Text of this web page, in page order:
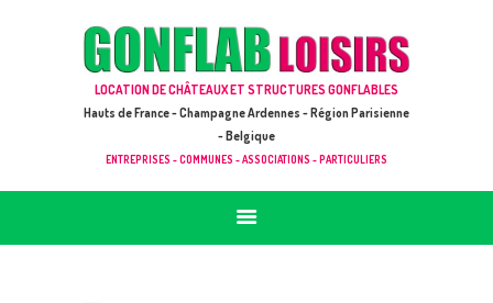
LOCATION DE CHÂTEAUX ET STRUCTURES GONFLABLES
Hauts de France - Champagne Ardennes - Région Parisienne
- Belgique
ENTREPRISES - COMMUNES - ASSOCIATIONS - PARTICULIERS
GONFLAB LOISIRS
ACCUEIL
JEUX À LOUER & PRESTATIONS
CATALOGUE / TARIF
DEMANDE DE DEVIS (SOUS 24H)